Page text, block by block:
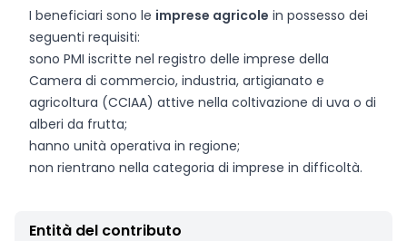
I beneficiari sono le imprese agricole in possesso dei
seguenti requisiti:
sono PMI iscritte nel registro delle imprese della
Camera di commercio, industria, artigianato e
agricoltura (CCIAA) attive nella coltivazione di uva o di
alberi da frutta;
hanno unità operativa in regione;
non rientrano nella categoria di imprese in difficoltà.
Entità del contributo